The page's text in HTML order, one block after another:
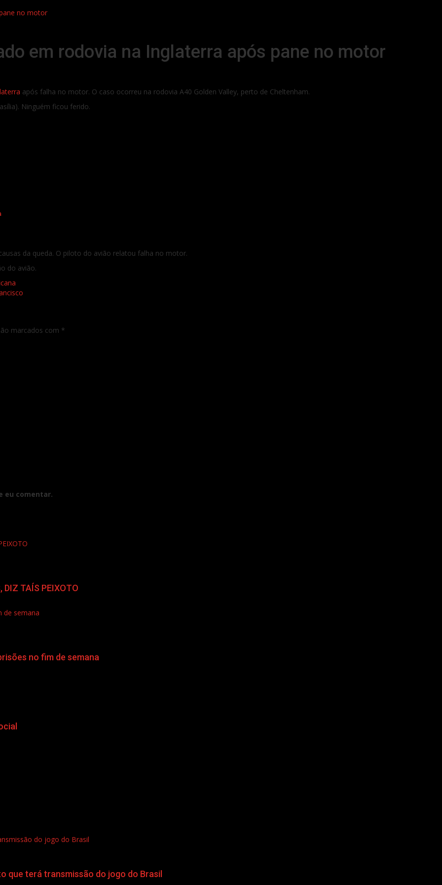
no motor
em rodovia na Inglaterra após pane no motor
após falha no motor. O caso ocorreu na rodovia A40 Golden Valley, perto de Cheltenham.
Ninguém ficou ferido.
da queda. O piloto do avião relatou falha no motor.
do avião.
marcados com *
eu comentar.
DIZ TAÍS PEIXOTO
de semana
no fim de semana
do jogo do Brasil
que terá transmissão do jogo do Brasil